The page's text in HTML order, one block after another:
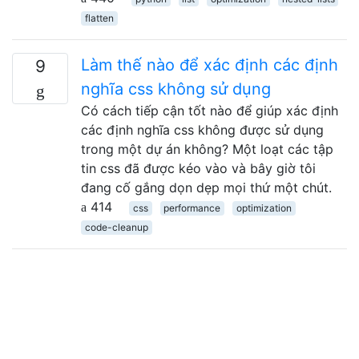
flatten
9
Làm thế nào để xác định các định
nghĩa css không sử dụng
Có cách tiếp cận tốt nào để giúp xác định
các định nghĩa css không được sử dụng
trong một dự án không? Một loạt các tập
tin css đã được kéo vào và bây giờ tôi
đang cố gắng dọn dẹp mọi thứ một chút.
414
css performance
optimization
code-cleanup